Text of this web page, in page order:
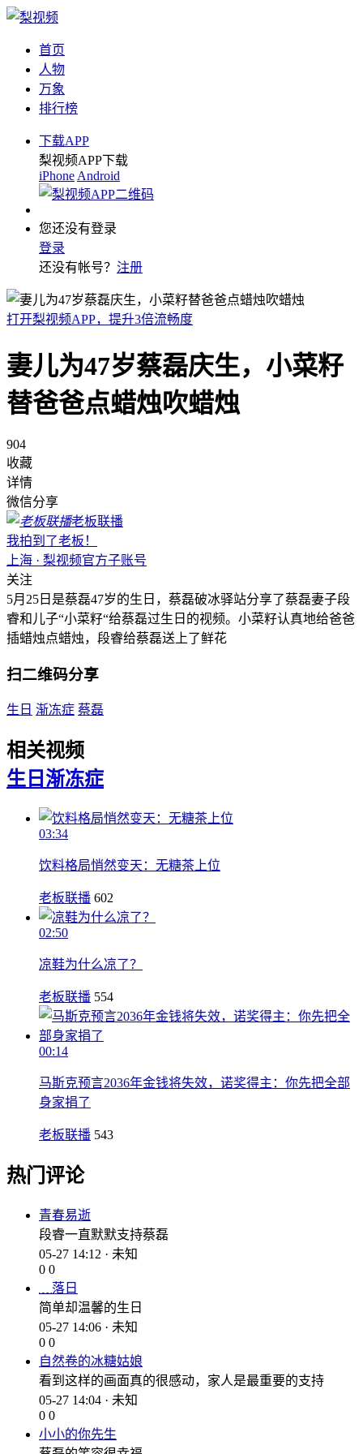
首页
人物
万象
排行榜
下载APP
梨视频APP下载
iPhone Android
您还没有登录
登录
还没有帐号？ 注册
打开梨视频APP，提升3倍流畅度
妻儿为47岁蔡磊庆生，小菜籽
替爸爸点蜡烛吹蜡烛
904
收藏
详情
微信分享
老板联播
我拍到了老板！
上海 · 梨视频官方子账号
关注
5月25日是蔡磊47岁的生日，蔡磊破冰驿站分享了蔡磊妻子段
睿和儿子“小菜籽“给蔡磊过生日的视频。小菜籽认真地给爸爸
插蜡烛点蜡烛，段睿给蔡磊送上了鲜花
扫二维码分享
生日 渐冻症 蔡磊
相关视频
生日 渐冻症
03:34
饮料格局悄然变天：无糖茶上位
老板联播 602
02:50
凉鞋为什么凉了？
老板联播 554
00:14
马斯克预言2036年金钱将失效，诺奖得主：你先把全部
身家捐了
老板联播 543
热门评论
青春易逝
段睿一直默默支持蔡磊
05-27 14:12 · 未知
0 0
﹏落日
简单却温馨的生日
05-27 14:06 · 未知
0 0
自然卷的冰糖姑娘
看到这样的画面真的很感动，家人是最重要的支持
05-27 14:04 · 未知
0 0
小小的你先生